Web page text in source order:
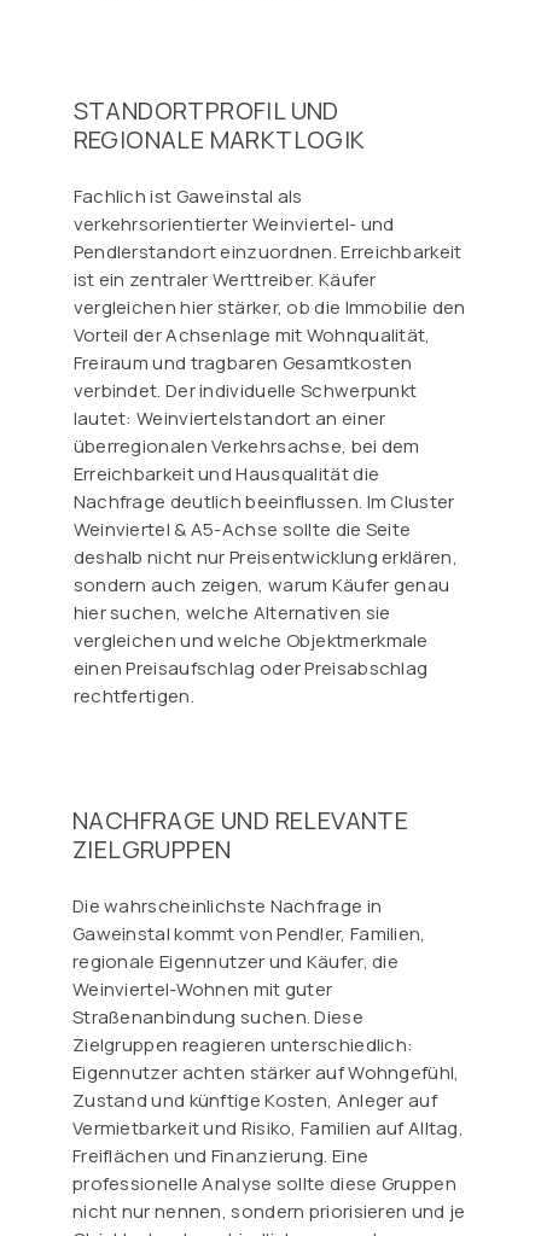
STANDORTPROFIL UND
REGIONALE MARKTLOGIK
Fachlich ist Gaweinstal als
verkehrsorientierter Weinviertel- und
Pendlerstandort einzuordnen. Erreichbarkeit
ist ein zentraler Werttreiber. Käufer
vergleichen hier stärker, ob die Immobilie den
Vorteil der Achsenlage mit Wohnqualität,
Freiraum und tragbaren Gesamtkosten
verbindet. Der individuelle Schwerpunkt
lautet: Weinviertelstandort an einer
überregionalen Verkehrsachse, bei dem
Erreichbarkeit und Hausqualität die
Nachfrage deutlich beeinflussen. Im Cluster
Weinviertel & A5-Achse sollte die Seite
deshalb nicht nur Preisentwicklung erklären,
sondern auch zeigen, warum Käufer genau
hier suchen, welche Alternativen sie
vergleichen und welche Objektmerkmale
einen Preisaufschlag oder Preisabschlag
rechtfertigen.
NACHFRAGE UND RELEVANTE
ZIELGRUPPEN
Die wahrscheinlichste Nachfrage in
Gaweinstal kommt von Pendler, Familien,
regionale Eigennutzer und Käufer, die
Weinviertel-Wohnen mit guter
Straßenanbindung suchen. Diese
Zielgruppen reagieren unterschiedlich:
Eigennutzer achten stärker auf Wohngefühl,
Zustand und künftige Kosten, Anleger auf
Vermietbarkeit und Risiko, Familien auf Alltag,
Freiflächen und Finanzierung. Eine
professionelle Analyse sollte diese Gruppen
nicht nur nennen, sondern priorisieren und je